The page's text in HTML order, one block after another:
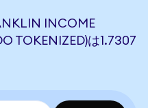
INCOME
TOKENIZED)は1.7307